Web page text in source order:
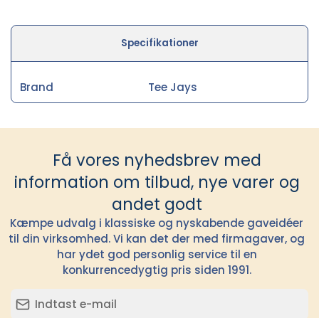
Specifikationer
Brand Tee Jays
Få vores nyhedsbrev med
information om tilbud, nye varer og
andet godt
Kæmpe udvalg i klassiske og nyskabende gaveidéer
til din virksomhed. Vi kan det der med firmagaver, og
har ydet god personlig service til en
konkurrencedygtig pris siden 1991.